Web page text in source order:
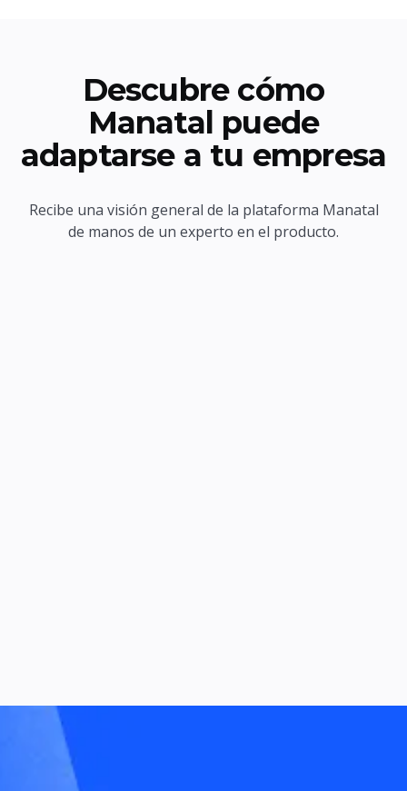
Descubre cómo
Manatal puede
adaptarse a tu empresa
Recibe una visión general de la plataforma Manatal
de manos de un experto en el producto.